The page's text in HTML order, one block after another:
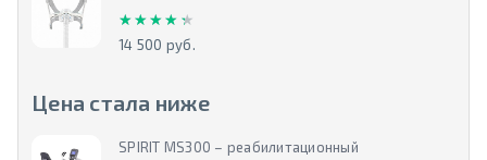
★★★★★
★★★★★
14 500 руб.
Цена стала ниже
SPIRIT MS300 – реабилитационный